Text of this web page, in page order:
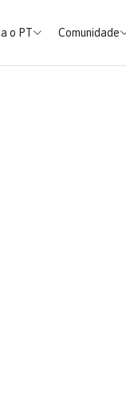
o PT Comunidade